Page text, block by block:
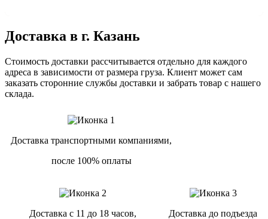
Доставка в г. Казань
Стоимость доставки рассчитывается отдельно для каждого
адреса в зависимости от размера груза. Клиент может сам
заказать сторонние службы доставки и забрать товар с нашего
склада.
Доставка транспортными компаниями,
после 100% оплаты
Доставка с 11 до 18 часов,
Доставка до подъезда